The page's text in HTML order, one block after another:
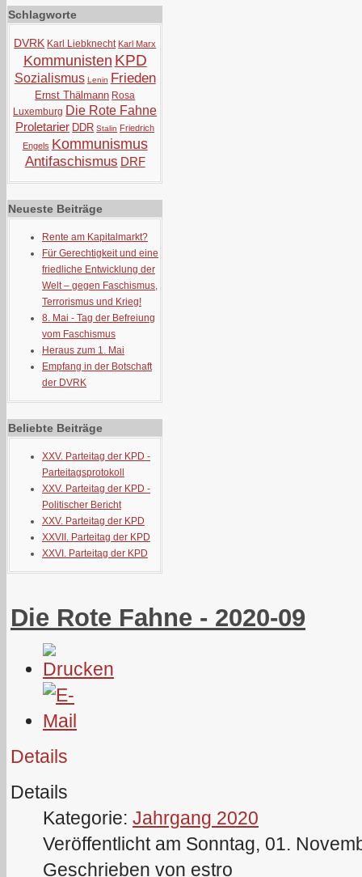
Schlagworte
DVRK Karl Liebknecht Karl Marx
Kommunisten KPD
Sozialismus Lenin Frieden
Ernst Thälmann Rosa
Luxemburg Die Rote Fahne
Proletarier DDR Stalin Friedrich
Engels Kommunismus
Antifaschismus DRF
Neueste Beiträge
Rente am Kapitalmarkt?
Für Gerechtigkeit und eine
friedliche Entwicklung der
Welt – gegen Faschismus,
Terrorismus und Krieg!
8. Mai - Tag der Befreiung
vom Faschismus
Heraus zum 1. Mai
Empfang in der Botschaft
der DVRK
Beliebte Beiträge
XXV. Parteitag der KPD -
Parteitagsprotokoll
XXV. Parteitag der KPD -
Politischer Bericht
XXV. Parteitag der KPD
XXVII. Parteitag der KPD
XXVI. Parteitag der KPD
Die Rote Fahne - 2020-09
Details
Details
Kategorie: Jahrgang 2020
Veröffentlicht am Sonntag, 01.
Geschrieben von estro